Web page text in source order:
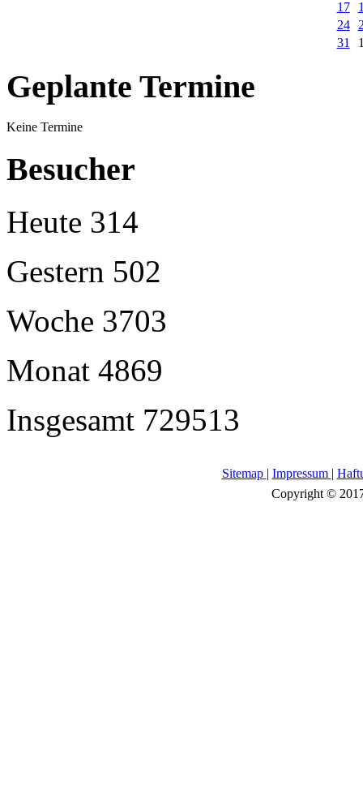
17
24
31
Geplante Termine
Keine Termine
Besucher
Heute 314
Gestern 502
Woche 3703
Monat 4869
Insgesamt 729513
Sitemap | Impressum |
Copyright ©